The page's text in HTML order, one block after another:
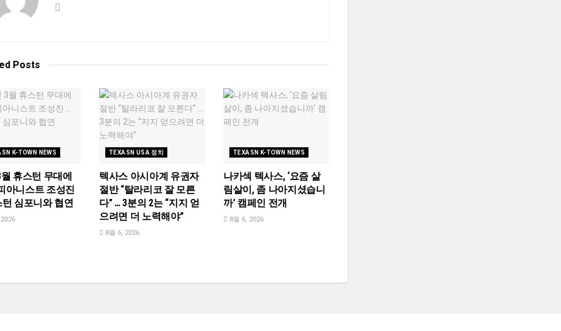
Posts
K-TOWN NEWS
휴스턴 무대에
아니스트 조성진
심포니와 협연
TEXASN USA 정치
텍사스 아시아계 유권자
절반 “탈라리코 잘 모른
다” … 3분의 2는 “지지 얻
으려면 더 노력해야”
8월 6, 2026
TEXASN K-TOWN NEWS
나카섹 텍사스, ‘요즘 살
림살이, 좀 나아지셨습니
까’ 캠페인 전개
8월 6, 2026